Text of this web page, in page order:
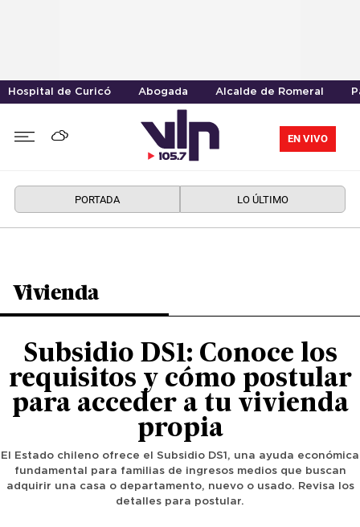
Hospital de Curicó Abogada Alcalde de Romeral
EN VIVO
PORTADA LO ÚLTIMO
Vivienda
Subsidio DS1: Conoce los
requisitos y cómo postular
para acceder a tu vivienda
propia
El Estado chileno ofrece el Subsidio DS1, una ayuda económica
fundamental para familias de ingresos medios que buscan
adquirir una casa o departamento, nuevo o usado. Revisa los
detalles para postular.